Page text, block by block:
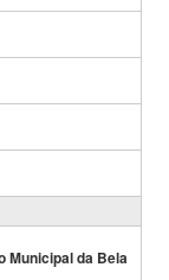
Municipal da Bela